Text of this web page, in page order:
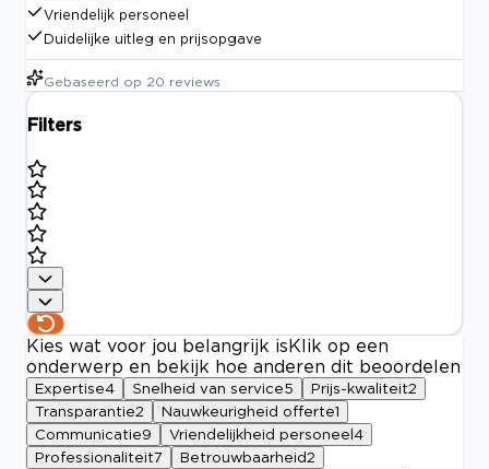
Vriendelijk personeel
Duidelijke uitleg en prijsopgave
Gebaseerd op 20 reviews
Filters
Kies wat voor jou belangrijk is Klik op een
onderwerp en bekijk hoe anderen dit beoordelen
Expertise4 Snelheid van service5 Prijs-kwaliteit2
Transparantie2 Nauwkeurigheid offerte1
Communicatie9 Vriendelijkheid personeel 4
Professionaliteit7 Betrouwbaarheid2